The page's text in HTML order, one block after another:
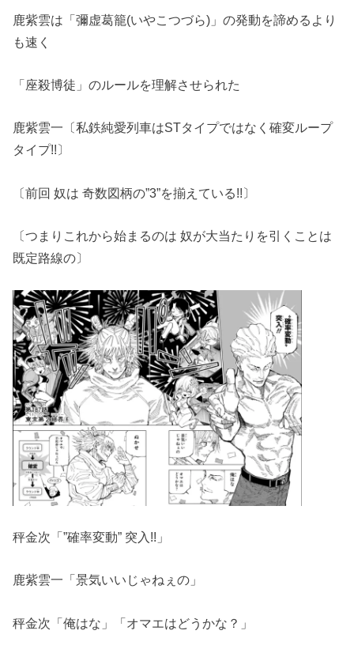
鹿紫雲は「彌虚葛籠(いやこつづら)」の発動を諦めるより
も速く
「座殺博徒」のルールを理解させられた
鹿紫雲一〔私鉄純愛列車はSTタイプではなく確変ループ
タイプ!!〕
〔前回 奴は 奇数図柄の”3”を揃えている!!〕
〔つまりこれから始まるのは 奴が大当たりを引くことは
既定路線の〕
秤金次「”確率変動” 突入!!」
鹿紫雲一「景気いいじゃねぇの」
秤金次「俺はな」「オマエはどうかな？」